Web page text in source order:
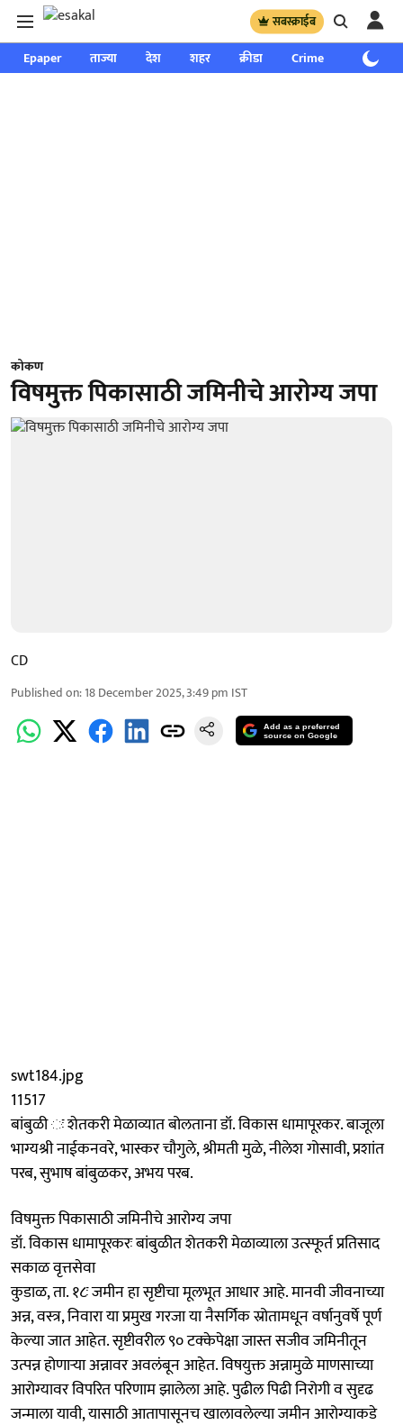
सबस्क्राईब
Epaper ताज्या देश शहर क्रीडा Crime साप्ताहिक
कोकण
विषमुक्त पिकासाठी जमिनीचे आरोग्य जपा
CD
Published on:18 December 2025, 3:49 pm IST
Add as a preferred
source on Google
swt184.jpg
11517
बांबुळी ः शेतकरी मेळाव्यात बोलताना डॉ. विकास धामापूरकर. बाजूला
भाग्यश्री नाईकनवरे, भास्कर चौगुले, श्रीमती मुळे, नीलेश गोसावी, प्रशांत
परब, सुभाष बांबुळकर, अभय परब.
विषमुक्त पिकासाठी जमिनीचे आरोग्य जपा
डॉ. विकास धामापूरकरः बांबुळीत शेतकरी मेळाव्याला उत्स्फूर्त प्रतिसाद
सकाळ वृत्तसेवा
कुडाळ, ता. १८ः जमीन हा सृष्टीचा मूलभूत आधार आहे. मानवी जीवनाच्या
अन्न, वस्त्र, निवारा या प्रमुख गरजा या नैसर्गिक स्रोतामधून वर्षानुवर्षे पूर्ण
केल्या जात आहेत. सृष्टीवरील ९० टक्केपेक्षा जास्त सजीव जमिनीतून
उत्पन्न होणाऱ्या अन्नावर अवलंबून आहेत. विषयुक्त अन्नामुळे माणसाच्या
आरोग्यावर विपरित परिणाम झालेला आहे. पुढील पिढी निरोगी व सुदृढ
जन्माला यावी, यासाठी आतापासूनच खालावलेल्या जमीन आरोग्याकडे